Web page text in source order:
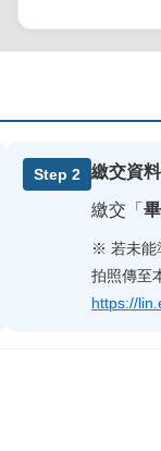
Step 2 繳交資料
繳交「
※ 若未能
拍照傳至
https://